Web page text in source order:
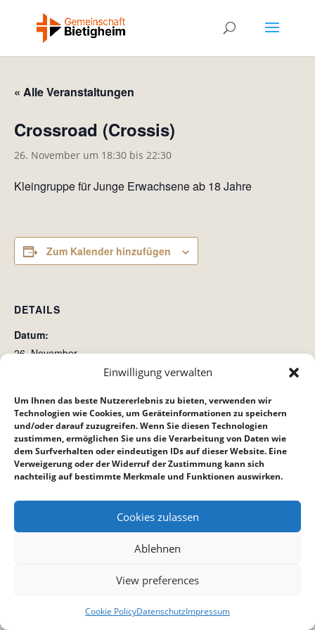
Einwilligung verwalten
Um Ihnen das beste Nutzererlebnis zu bieten, verwenden wir
Technologien wie Cookies, um Geräteinformationen zu speichern
und/oder darauf zuzugreifen. Wenn Sie diesen Technologien
zustimmen, ermöglichen Sie uns die Verarbeitung von Daten wie
dem Surfverhalten oder eindeutigen IDs auf dieser Website. Eine
Verweigerung oder der Widerruf der Zustimmung kann sich
nachteilig auf bestimmte Merkmale und Funktionen auswirken.
Cookies zulassen
Ablehnen
View preferences
Cookie PolicyDatenschutzImpressum
« Alle Veranstaltungen
Crossroad (Crossis)
26. November um 18:30 bis 22:30
Kleingruppe für Junge Erwachsene ab 18 Jahre
Zum Kalender hinzufügen
DETAILS
Datum:
26. November
Bibelstunde Bietigheim Teenkreis